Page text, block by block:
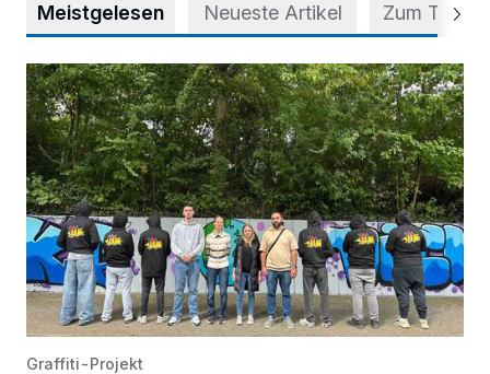
Meistgelesen Neueste Artikel Zum Thema
Aus Grau wird Haltung
Graffiti-Projekt